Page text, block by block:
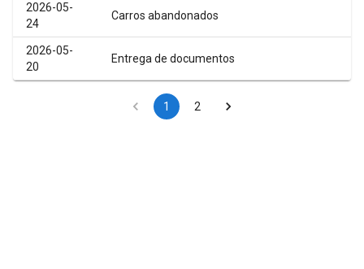
2026-05-
24
Carros abandonados
2026-05-
20
Entrega de documentos
1 2